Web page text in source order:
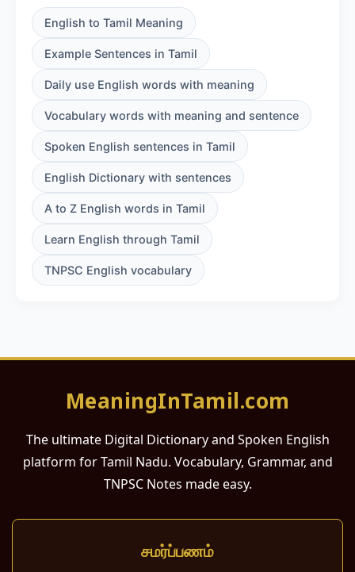
English to Tamil Meaning
Example Sentences in Tamil
Daily use English words with meaning
Vocabulary words with meaning and sentence
Spoken English sentences in Tamil
English Dictionary with sentences
A to Z English words in Tamil
Learn English through Tamil
TNPSC English vocabulary
MeaningInTamil.com
The ultimate Digital Dictionary and Spoken English
platform for Tamil Nadu. Vocabulary, Grammar, and
TNPSC Notes made easy.
சமர்ப்பணம்